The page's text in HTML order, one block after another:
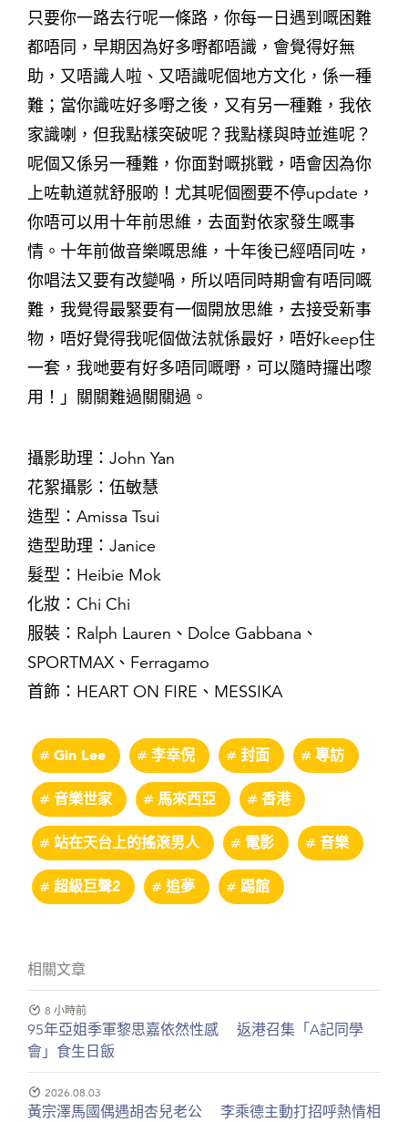
只要你一路去行呢一條路，你每一日遇到嘅困難
都唔同，早期因為好多嘢都唔識，會覺得好無
助，又唔識人啦、又唔識呢個地方文化，係一種
難；當你識咗好多嘢之後，又有另一種難，我依
家識喇，但我點樣突破呢？我點樣與時並進呢？
呢個又係另一種難，你面對嘅挑戰，唔會因為你
上咗軌道就舒服啲！尤其呢個圈要不停update，
你唔可以用十年前思維，去面對依家發生嘅事
情。十年前做音樂嘅思維，十年後已經唔同咗，
你唱法又要有改變喎，所以唔同時期會有唔同嘅
難，我覺得最緊要有一個開放思維，去接受新事
物，唔好覺得我呢個做法就係最好，唔好keep住
一套，我哋要有好多唔同嘅嘢，可以隨時攞出嚟
用！」關關難過關關過。
攝影助理：John Yan
花絮攝影：伍敏慧
造型：Amissa Tsui
造型助理：Janice
髮型：Heibie Mok
化妝：Chi Chi
服裝：Ralph Lauren、Dolce Gabbana、
SPORTMAX、Ferragamo
首飾：HEART ON FIRE、MESSIKA
Gin Lee 李幸倪 封面 專訪
音樂世家 馬來西亞 香港
站在天台上的搖滾男人 電影 音樂
超級巨聲2 追夢 踢館
相關文章
8 小時前
95年亞姐季軍黎思嘉依然性感 返港召集「A記同學
會」食生日飯
2026.08.03
黃宗澤馬國偶遇胡杏兒老公 李乘德主動打招呼熱情相